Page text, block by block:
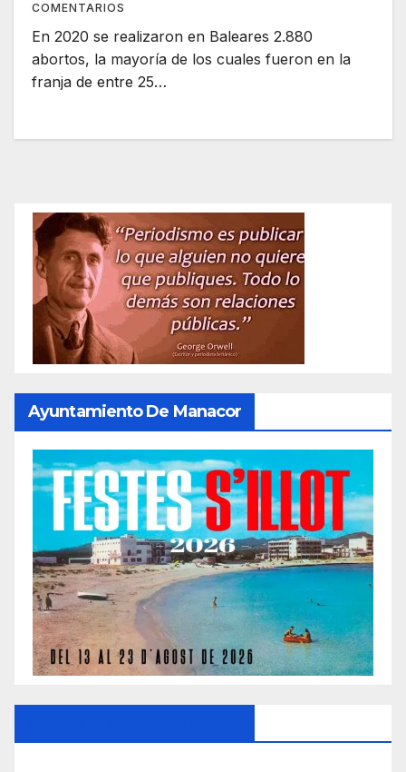
COMENTARIOS
En 2020 se realizaron en Baleares 2.880
abortos, la mayoría de los cuales fueron en la
franja de entre 25…
Ayuntamiento De Manacor